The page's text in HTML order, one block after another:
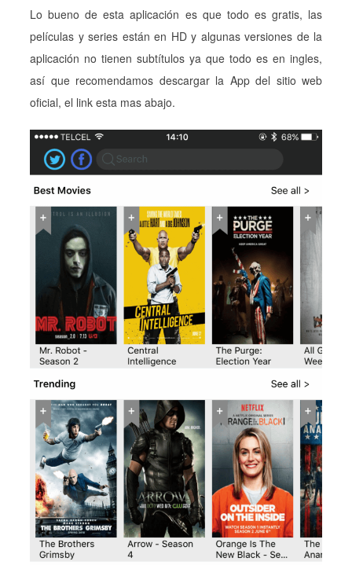
Lo bueno de esta aplicación es que todo es gratis, las
películas y series están en HD y algunas versiones de la
aplicación no tienen subtítulos ya que todo es en ingles,
así que recomendamos descargar la App del sitio web
oficial, el link esta mas abajo.